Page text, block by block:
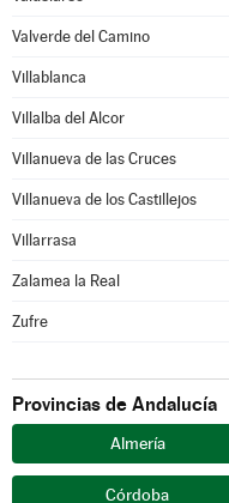
Valverde del Camino
Villablanca
Villalba del Alcor
Villanueva de las Cruces
Villanueva de los Castillejos
Villarrasa
Zalamea la Real
Zufre
Provincias de Andalucía
Almería
Córdoba